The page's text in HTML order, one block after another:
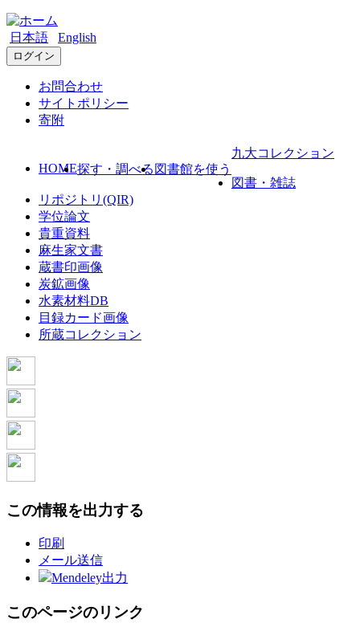
日本語 English
ログイン
お問合わせ
サイトポリシー
寄附
HOME探す・調べる 図書館を使う
九大コレクション
図書・雑誌
リポジトリ(QIR)
学位論文
貴重資料
麻生家文書
蔵書印画像
炭鉱画像
水素材料DB
目録カード画像
所蔵コレクション
この情報を出力する
印刷
メール送信
Mendeley出力
このページのリンク